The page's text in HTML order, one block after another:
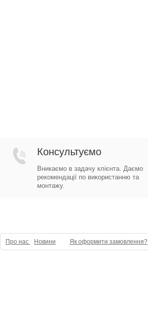
Консультуємо
Вникаємо в задачу клієнта. Даємо
рекомендації по використанню та
монтажу.
Про нас Новини Як оформити замовлення?